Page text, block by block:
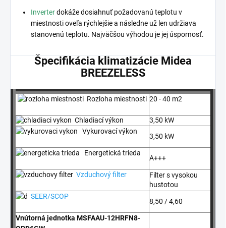
Inverterdokáže dosiahnuť požadovanú teplotu v
miestnosti oveľa rýchlejšie a následne už len udržiava
stanovenú teplotu. Najväčšou výhodou je jej úspornosť.
Špecifikácia klimatizácie Midea
BREEZELESS
Rozloha miestnosti 20 - 40 m2
Chladiací výkon
3,50 kW
Vykurovací výkon
3,50 kW
Energetická trieda
A+++
Vzduchový filter
Filter s vysokou
hustotou
SEER/SCOP
8,50 / 4,60
Vnútorná jednotka MSFAAU-12HRFN8-